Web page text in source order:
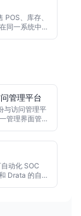
、库存、
同一系统中，
管理平台
与访问管理平
管理界面管理
多租户组织
后端，可
。项目以
动化 SOC
Drata 的自托